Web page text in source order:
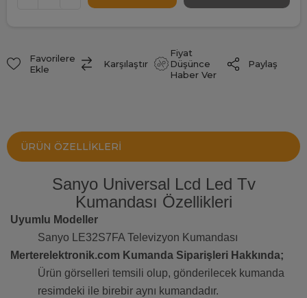
Favorilere
Ekle
Karşılaştır
Fiyat
Düşünce
Haber Ver
Paylaş
ÜRÜN ÖZELLIKLERI
Sanyo Universal Lcd Led Tv
Kumandası Özellikleri
Uyumlu Modeller
Sanyo LE32S7FA Televizyon Kumandası
Merterelektronik.com Kumanda Siparişleri Hakkında;
Ürün görselleri temsili olup, gönderilecek kumanda
resimdeki ile birebir aynı kumandadır.